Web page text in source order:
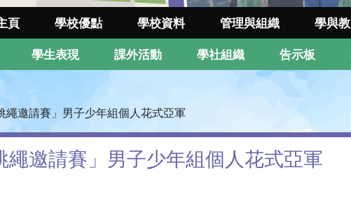
頁 學校優點 學校資料 管理與組織 學與教
學生表現 課外活動 學社組織 告示板
繩邀請賽」男子少年組個人花式亞軍
繩邀請賽」男子少年組個人花式亞軍